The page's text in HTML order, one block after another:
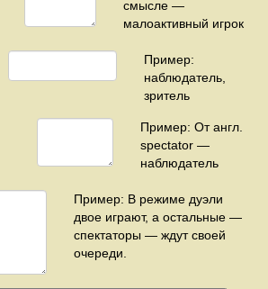
смысле —
малоактивный игрок
Пример:
наблюдатель,
зритель
Пример: От англ.
spectator —
наблюдатель
Пример: В режиме дуэли
двое играют, а остальные —
спектаторы — ждут своей
очереди.